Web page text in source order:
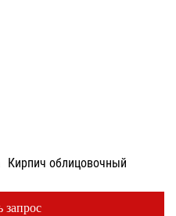
Кирпич облицовочный
запрос